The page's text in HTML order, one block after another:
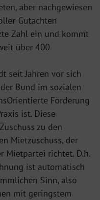
aber nachgewiesen
Gutachten
Zahl ein und kommt
über 400
seit Jahren vor sich
Bund im sozialen
Förderung
ist. Diese
zu den
Mietzuschuss, der
Mietpartei richtet. D.h.
ist automatisch
Sinn, also
mit geringstem